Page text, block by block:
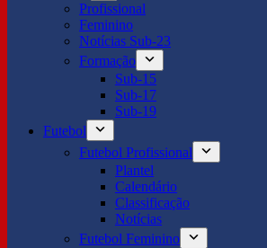
Profissional
Feminino
Notícias Sub-23
Formação
Sub-15
Sub-17
Sub-19
Futebol
Futebol Profissional
Plantel
Calendário
Classificação
Notícias
Futebol Feminino